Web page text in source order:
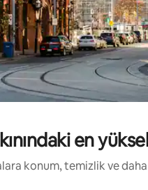
en
konum, temizlik ve